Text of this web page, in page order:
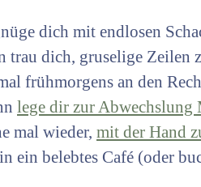
dich mit endlosen
trau dich, gruselige Zeilen
frühmorgens an den
lege dir zur Abwechslung
mal wieder, mit der Hand
ein belebtes Café (oder